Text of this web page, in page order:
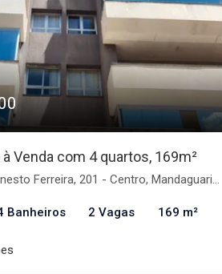
Venda com 4 quartos, 169m²
Ferreira, 201 - Centro, Mandaguari-PR
Banheiros 2 Vagas 169 m²